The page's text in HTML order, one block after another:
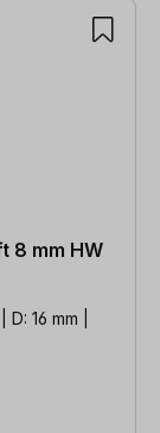
8 mm HW
16 mm |